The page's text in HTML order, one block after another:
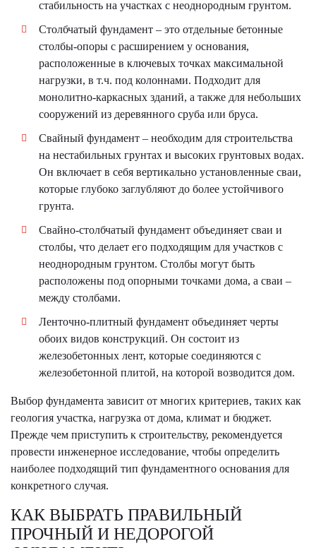
стабильность на участках с неоднородным грунтом.
Столбчатый фундамент – это отдельные бетонные
столбы-опоры с расширением у основания,
расположенные в ключевых точках максимальной
нагрузки, в т.ч. под колоннами. Подходит для
монолитно-каркасных зданий, а также для небольших
сооружений из деревянного сруба или бруса.
Свайный фундамент – необходим для строительства
на нестабильных грунтах и высоких грунтовых водах.
Он включает в себя вертикально установленные сваи,
которые глубоко заглубляют до более устойчивого
грунта.
Свайно-столбчатый фундамент объединяет сваи и
столбы, что делает его подходящим для участков с
неоднородным грунтом. Столбы могут быть
расположены под опорными точками дома, а сваи –
между столбами.
Ленточно-плитный фундамент объединяет черты
обоих видов конструкций. Он состоит из
железобетонных лент, которые соединяются с
железобетонной плитой, на которой возводится дом.
Выбор фундамента зависит от многих критериев, таких как
геология участка, нагрузка от дома, климат и бюджет.
Прежде чем приступить к строительству, рекомендуется
провести инженерное исследование, чтобы определить
наиболее подходящий тип фундаментного основания для
конкретного случая.
КАК ВЫБРАТЬ ПРАВИЛЬНЫЙ
ПРОЧНЫЙ И НЕДОРОГОЙ